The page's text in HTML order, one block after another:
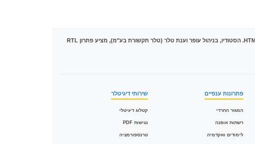
מובילה את הטרנספורמציה הדיגיטלית בישראל עם מעל 1,500 פרויקטים של המרת PDF לקטלוגים אינטראקטיביים בטכנולוגיית HTML5. הסטודיו, בניהול עופר וענת טלר (טלר תקשורת בע"מ), מציע פתרון RTL
פתרונות ענפיים
המגזר החרדי
רשתות אופנה
לימודים ואקדמיה
שירותי דיגיטלר
קטלוג דיגיטלי
נגישות PDF
טרנספורמציה